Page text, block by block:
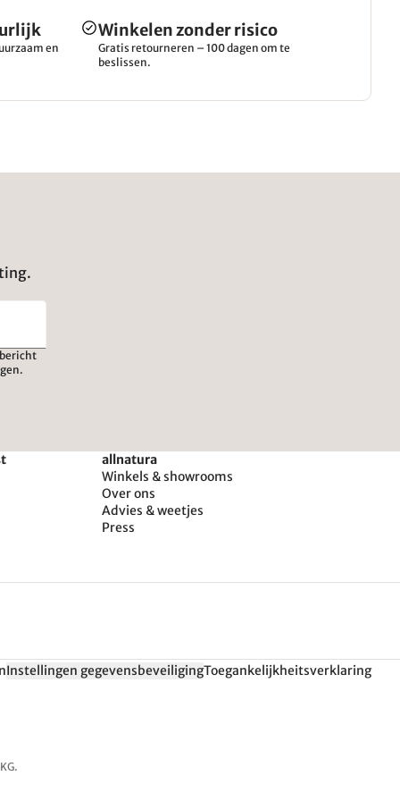
en
Winkelen zonder risico
Gratis retourneren – 100 dagen om te
beslissen.
allnatura
Winkels & showrooms
Over ons
Advies & weetjes
Press
Instellingen gegevensbeveiligingToegankelijkheitsverklaring